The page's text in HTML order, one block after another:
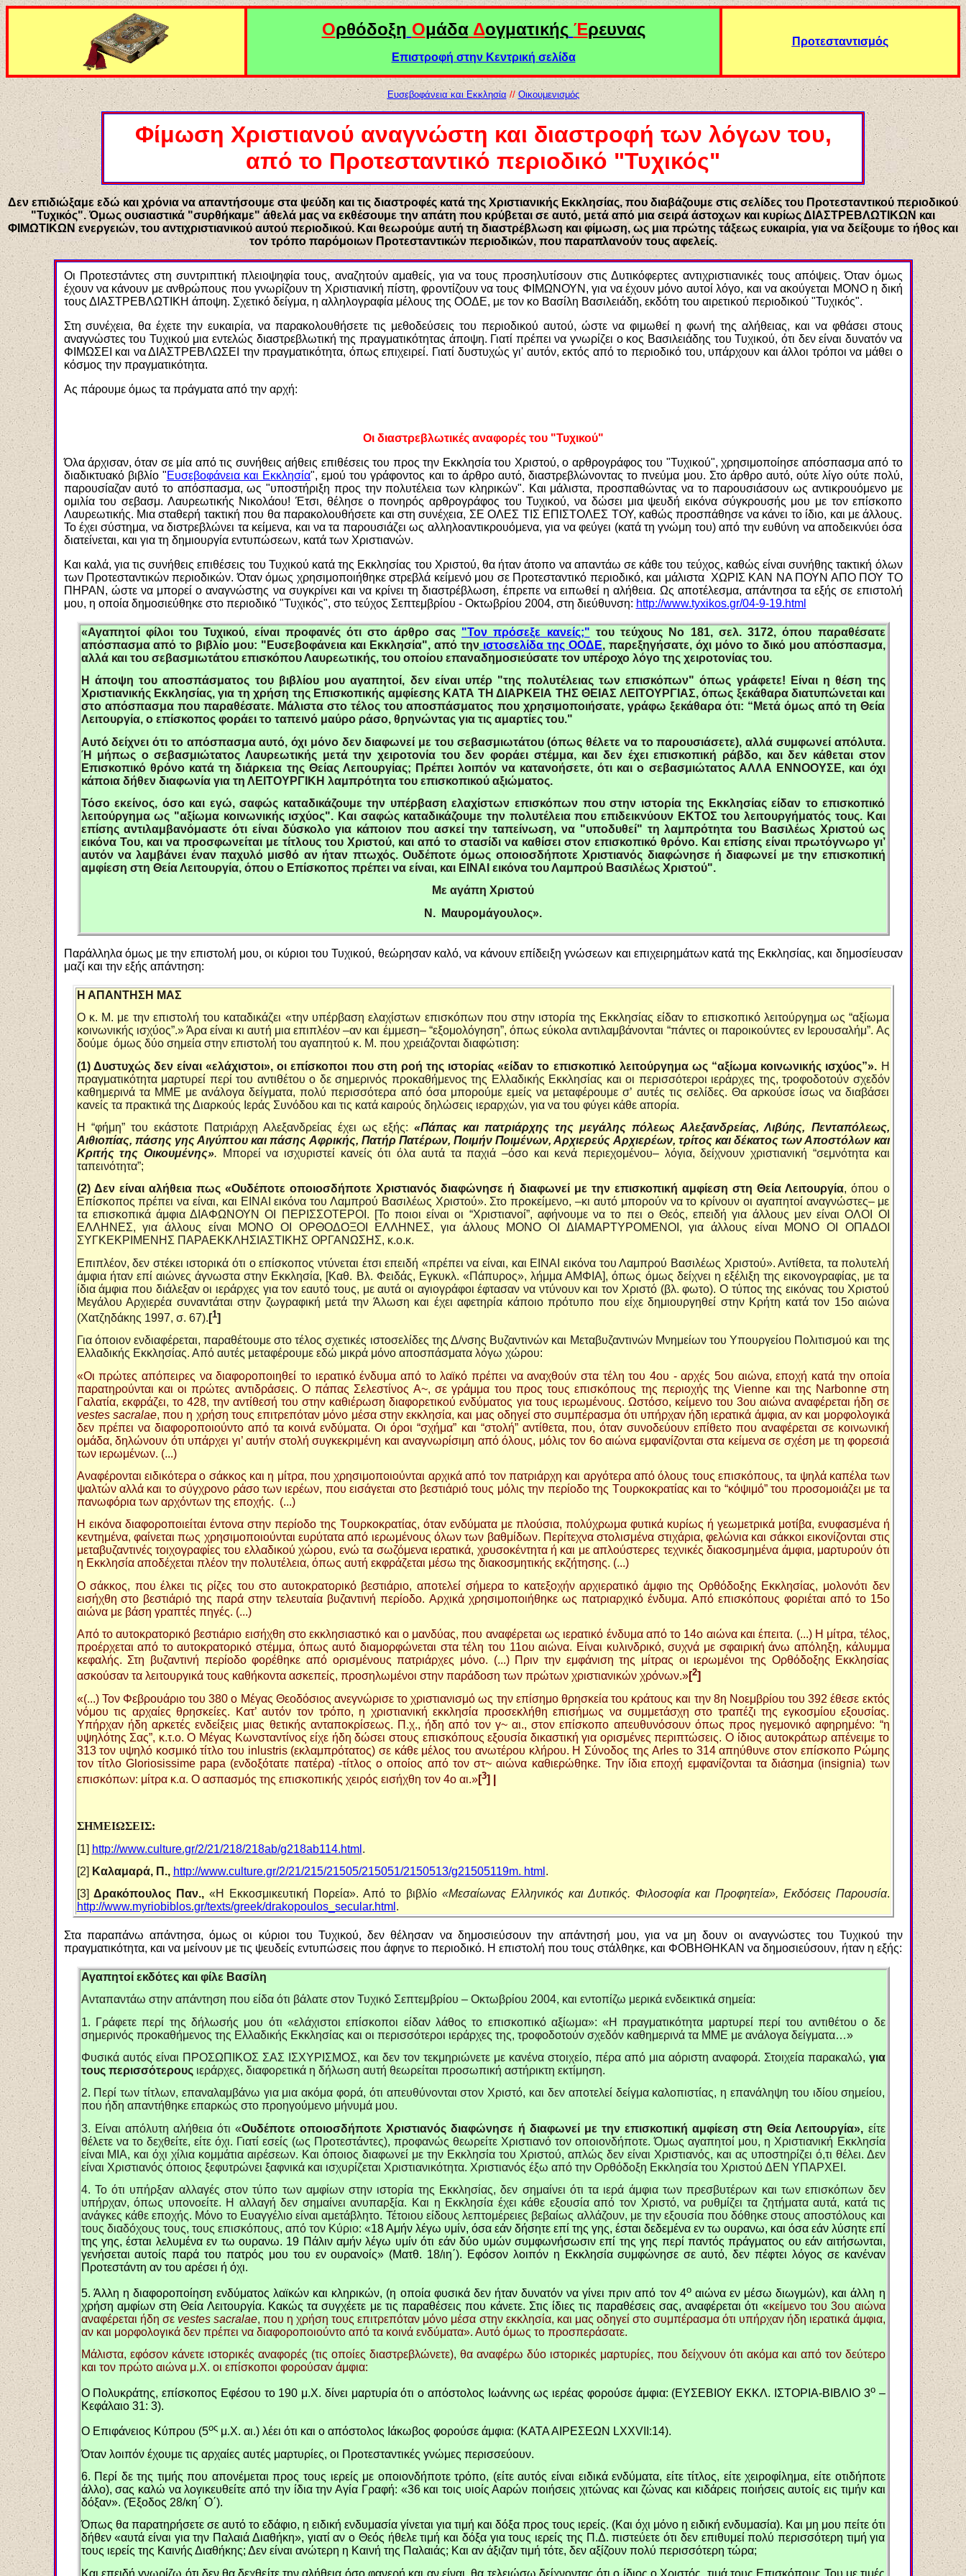
Ορθόδοξη ΟμάδαΔογματικής Έρευνας
Επιστροφή στην Κεντρική σελίδα
Προτεσταντισμός
Ευσεβοφάνεια και Εκκλησία // Οικουμενισμός
Φίμωση Χριστιανού αναγνώστη και διαστροφή των λόγων του,
από το Προτεσταντικό περιοδικό "Τυχικός"
Δεν επιδιώξαμε εδώ και χρόνια να απαντήσουμε στα ψεύδη και τις διαστροφές κατά της Χριστιανικής Εκκλησίας, που διαβάζουμε στις σελίδες του Προτεσταντικού περιοδικού
"Τυχικός". Όμως ουσιαστικά "συρθήκαμε" άθελά μας να εκθέσουμε την απάτη που κρύβεται σε αυτό, μετά από μια σειρά άστοχων και κυρίως ΔΙΑΣΤΡΕΒΛΩΤΙΚΩΝ και
ΦΙΜΩΤΙΚΩΝ ενεργειών, του αντιχριστιανικού αυτού περιοδικού. Και θεωρούμε αυτή τη διαστρέβλωση και φίμωση, ως μια πρώτης τάξεως ευκαιρία, για να δείξουμε το ήθος και
τον τρόπο παρόμοιων Προτεσταντικών περιοδικών, που παραπλανούν τους αφελείς.
Οι Προτεστάντες στη συντριπτική πλειοψηφία τους, αναζητούν αμαθείς, για να τους προσηλυτίσουν στις Δυτικόφερτες αντιχριστιανικές τους απόψεις. Όταν όμως
έχουν να κάνουν με ανθρώπους που γνωρίζουν τη Χριστιανική πίστη, φροντίζουν να τους ΦΙΜΩΝΟΥΝ, για να έχουν μόνο αυτοί λόγο, και να ακούγεται ΜΟΝΟ η δική
τους ΔΙΑΣΤΡΕΒΛΩΤΙΚΗ άποψη. Σχετικό δείγμα, η αλληλογραφία μέλους της ΟΟΔΕ, με τον κο Βασίλη Βασιλειάδη, εκδότη του αιρετικού περιοδικού "Τυχικός".
Στη συνέχεια, θα έχετε την ευκαιρία, να παρακολουθήσετε τις μεθοδεύσεις του περιοδικού αυτού, ώστε να φιμωθεί η φωνή της αλήθειας, και να φθάσει στους
αναγνώστες του Τυχικού μια εντελώς διαστρεβλωτική της πραγματικότητας άποψη. Γιατί πρέπει να γνωρίζει ο κος Βασιλειάδης του Τυχικού, ότι δεν είναι δυνατόν να
ΦΙΜΩΣΕΙ και να ΔΙΑΣΤΡΕΒΛΩΣΕΙ την πραγματικότητα, όπως επιχειρεί. Γιατί δυστυχώς γι' αυτόν, εκτός από το περιοδικό του, υπάρχουν και άλλοι τρόποι να μάθει ο
κόσμος την πραγματικότητα.
Ας πάρουμε όμως τα πράγματα από την αρχή:
Οι διαστρεβλωτικές αναφορές του "Τυχικού"
Όλα άρχισαν, όταν σε μία από τις συνήθεις αήθεις επιθέσεις του προς την Εκκλησία του Χριστού, ο αρθρογράφος του "Τυχικού", χρησιμοποίησε απόσπασμα από το
διαδικτυακό βιβλίο "Ευσεβοφάνεια και Εκκλησία", εμού του γράφοντος και το άρθρο αυτό, διαστρεβλώνοντας το πνεύμα μου. Στο άρθρο αυτό, ούτε λίγο ούτε πολύ,
παρουσίαζαν αυτό το απόσπασμα, ως "υποστήριξη προς την πολυτέλεια των κληρικών". Και μάλιστα, προσπαθώντας να το παρουσιάσουν ως αντικρουόμενο με
ομιλία του σεβασμ. Λαυρεωτικής Νικολάου! Έτσι, θέλησε ο πονηρός αρθρογράφος του Τυχικού, να δώσει μια ψευδή εικόνα σύγκρουσής μου με τον επίσκοπο
Λαυρεωτικής. Μια σταθερή τακτική που θα παρακολουθήσετε και στη συνέχεια, ΣΕ ΟΛΕΣ ΤΙΣ ΕΠΙΣΤΟΛΕΣ ΤΟΥ, καθώς προσπάθησε να κάνει το ίδιο, και με άλλους.
Το έχει σύστημα, να διστρεβλώνει τα κείμενα, και να τα παρουσιάζει ως αλληλοαντικρουόμενα, για να φεύγει (κατά τη γνώμη του) από την ευθύνη να αποδεικνύει όσα
διατείνεται, και για τη δημιουργία εντυπώσεων, κατά των Χριστιανών.
Και καλά, για τις συνήθεις επιθέσεις του Τυχικού κατά της Εκκλησίας του Χριστού, θα ήταν άτοπο να απαντάω σε κάθε του τεύχος, καθώς είναι συνήθης τακτική όλων
των Προτεσταντικών περιοδικών. Όταν όμως χρησιμοποιήθηκε στρεβλά κείμενό μου σε Προτεσταντικό περιοδικό, και μάλιστα ΧΩΡΙΣ ΚΑΝ ΝΑ ΠΟΥΝ ΑΠΟ ΠΟΥ ΤΟ
ΠΗΡΑΝ, ώστε να μπορεί ο αναγνώστης να συγκρίνει και να κρίνει τη διαστρέβλωση, έπρεπε να ειπωθεί η αλήθεια. Ως αποτέλεσμα, απάντησα τα εξής σε επιστολή
μου, η οποία δημοσιεύθηκε στο περιοδικό"Τυχικός", στο τεύχος Σεπτεμβρίου - Οκτωβρίου 2004, στη διεύθυνση: http://www.tyxikos.gr/04-9-19.html
«Αγαπητοί φίλοι του Τυχικού, είναι προφανές ότι στο άρθρο σας "Τον πρόσεξε κανείς;" του τεύχους Νο 181, σελ. 3172, όπου παραθέσατε
απόσπασμα από το βιβλίο μου: "Ευσεβοφάνεια και Εκκλησία", από την ιστοσελίδα της ΟΟΔΕ, παρεξηγήσατε, όχι μόνο το δικό μου απόσπασμα,
αλλά και του σεβασμιωτάτου επισκόπου Λαυρεωτικής, του οποίου επαναδημοσιεύσατε τον υπέροχο λόγο της χειροτονίας του.
Η άποψη του αποσπάσματος του βιβλίου μου αγαπητοί, δεν είναι υπέρ "της πολυτέλειας των επισκόπων" όπως γράφετε! Είναι η θέση της
Χριστιανικής Εκκλησίας, για τη χρήση της Επισκοπικής αμφίεσης ΚΑΤΑ ΤΗ ΔΙΑΡΚΕΙΑ ΤΗΣ ΘΕΙΑΣ ΛΕΙΤΟΥΡΓΙΑΣ, όπως ξεκάθαρα διατυπώνεται και
στο απόσπασμα που παραθέσατε. Μάλιστα στο τέλος του αποσπάσματος που χρησιμοποιήσατε, γράφω ξεκάθαρα ότι: “Μετά όμως από τη Θεία
Λειτουργία, ο επίσκοπος φοράει το ταπεινό μαύρο ράσο, θρηνώντας για τις αμαρτίες του."
Αυτό δείχνει ότι το απόσπασμα αυτό, όχι μόνο δεν διαφωνεί με του σεβασμιωτάτου (όπως θέλετε να το παρουσιάσετε), αλλά συμφωνεί απόλυτα.
Ή μήπως ο σεβασμιώτατος Λαυρεωτικής μετά την χειροτονία του δεν φοράει στέμμα, και δεν έχει επισκοπική ράβδο, και δεν κάθεται στον
Επισκοπικό θρόνο κατά τη διάρκεια της Θείας Λειτουργίας; Πρέπει λοιπόν να κατανοήσετε, ότι και ο σεβασμιώτατος ΑΛΛΑ ΕΝΝΟΟΥΣΕ, και όχι
κάποια δήθεν διαφωνία για τη ΛΕΙΤΟΥΡΓΙΚΗ λαμπρότητα του επισκοπικού αξιώματος.
Τόσο εκείνος, όσο και εγώ, σαφώς καταδικάζουμε την υπέρβαση ελαχίστων επισκόπων που στην ιστορία της Εκκλησίας είδαν το επισκοπικό
λειτούργημα ως "αξίωμα κοινωνικής ισχύος". Και σαφώς καταδικάζουμε την πολυτέλεια που επιδεικνύουν ΕΚΤΟΣ του λειτουργήματός τους. Και
επίσης αντιλαμβανόμαστε ότι είναι δύσκολο για κάποιον που ασκεί την ταπείνωση, να "υποδυθεί" τη λαμπρότητα του Βασιλέως Χριστού ως
εικόνα Του, και να προσφωνείται με τίτλους του Χριστού, και από το στασίδι να καθίσει στον επισκοπικό θρόνο. Και επίσης είναι πρωτόγνωρο γι’
αυτόν να λαμβάνει έναν παχυλό μισθό αν ήταν πτωχός. Ουδέποτε όμως οποιοσδήποτε Χριστιανός διαφώνησε ή διαφωνεί με την επισκοπική
αμφίεση στη Θεία Λειτουργία, όπου ο Επίσκοπος πρέπει να είναι, και ΕΙΝΑΙ εικόνα του Λαμπρού Βασιλέως Χριστού".
Με αγάπη Χριστού
Ν. Μαυρομάγουλος».
Παράλληλα όμως με την επιστολή μου, οι κύριοι του Τυχικού, θεώρησαν καλό, να κάνουν επίδειξη γνώσεων και επιχειρημάτων κατά της Εκκλησίας, και δημοσίευσαν
μαζί και την εξής απάντηση:
Η ΑΠΑΝΤΗΣΗ ΜΑΣ
Ο κ. Μ. με την επιστολή του καταδικάζει «την υπέρβαση ελαχίστων επισκόπων που στην ιστορία της Εκκλησίας είδαν το επισκοπικό λειτούργημα ως “αξίωμα
κοινωνικής ισχύος”.» Άρα είναι κι αυτή μια επιπλέον –αν και έμμεση– “εξομολόγηση”, όπως εύκολα αντιλαμβάνονται “πάντες οι παροικούντες εν Ιερουσαλήμ”. Ας
δούμε όμως δύο σημεία στην επιστολή του αγαπητού κ. Μ. που χρειάζονται διαφώτιση:
(1) Δυστυχώς δεν είναι «ελάχιστοι», οι επίσκοποι που στη ροή της ιστορίας «είδαν το επισκοπικό λειτούργημα ως “αξίωμα κοινωνικής ισχύος”». Η
πραγματικότητα μαρτυρεί περί του αντιθέτου ο δε σημερινός προκαθήμενος της Ελλαδικής Εκκλησίας και οι περισσότεροι ιεράρχες της, τροφοδοτούν σχεδόν
καθημερινά τα ΜΜΕ με ανάλογα δείγματα, πολύ περισσότερα από όσα μπορούμε εμείς να μεταφέρουμε σ’ αυτές τις σελίδες. Θα αρκούσε ίσως να διαβάσει
κανείς τα πρακτικά της Διαρκούς Ιεράς Συνόδου και τις κατά καιρούς δηλώσεις ιεραρχών, για να του φύγει κάθε απορία.
Η “φήμη” του εκάστοτε Πατριάρχη Αλεξανδρείας έχει ως εξής:«Πάπας και πατριάρχης της μεγάλης πόλεως Αλεξανδρείας, Λιβύης, Πενταπόλεως,
Αιθιοπίας, πάσης γης Αιγύπτου και πάσης Αφρικής, Πατήρ Πατέρων, Ποιμήν Ποιμένων, Αρχιερεύς Αρχιερέων, τρίτος και δέκατος των Αποστόλων και
Κριτής της Οικουμένης».
Μπορεί να ισχυριστεί κανείς ότι όλα αυτά τα παχιά –όσο και κενά περιεχομένου– λόγια, δείχνουν χριστιανική “σεμνότητα και
ταπεινότητα”;
(2) Δεν είναι αλήθεια πως «Ουδέποτε οποιοσδήποτε Χριστιανός διαφώνησε ή διαφωνεί με την επισκοπική αμφίεση στη Θεία Λειτουργία, όπου ο
Επίσκοπος πρέπει να είναι, και ΕΙΝΑΙ εικόνα του Λαμπρού Βασιλέως Χριστού». Στο προκείμενο, –κι αυτό μπορούν να το κρίνουν οι αγαπητοί αναγνώστες– με
τα επισκοπικά άμφια ΔΙΑΦΩΝΟΥΝ ΟΙ ΠΕΡΙΣΣΟΤΕΡΟΙ. [Το ποιοι είναι οι “Χριστιανοί”, αφήνουμε να το πει ο Θεός, επειδή για άλλους μεν είναι ΟΛΟΙ ΟΙ
ΕΛΛΗΝΕΣ, για άλλους είναι ΜΟΝΟ ΟΙ ΟΡΘΟΔΟΞΟΙ ΕΛΛΗΝΕΣ, για άλλους ΜΟΝΟ ΟΙ ΔΙΑΜΑΡΤΥΡΟΜΕΝΟΙ, για άλλους είναι ΜΟΝΟ ΟΙ ΟΠΑΔΟΙ
ΣΥΓΚΕΚΡΙΜΕΝΗΣ ΠΑΡΑΕΚΚΛΗΣΙΑΣΤΙΚΗΣ ΟΡΓΑΝΩΣΗΣ, κ.ο.κ.
Επιπλέον, δεν στέκει ιστορικά ότι ο επίσκοπος ντύνεται έτσι επειδή «πρέπει να είναι, και ΕΙΝΑΙ εικόνα του Λαμπρού Βασιλέως Χριστού». Αντίθετα, τα πολυτελή
άμφια ήταν επί αιώνες άγνωστα στην Εκκλησία, [Καθ. Βλ. Φειδάς, Εγκυκλ. «Πάπυρος», λήμμα ΑΜΦΙΑ], όπως όμως δείχνει η εξέλιξη της εικονογραφίας, με τα
ίδια άμφια που διάλεξαν οι ιεράρχες για τον εαυτό τους, με αυτά οι αγιογράφοι έφτασαν να ντύνουν και τον Χριστό (βλ. φωτο). Ο τύπος της εικόνας του Χριστού
Μεγάλου Αρχιερέα συναντάται στην ζωγραφική μετά την Άλωση και έχει αφετηρία κάποιο πρότυπο που είχε δημιουργηθεί στην Κρήτη κατά τον 15ο αιώνα
(Χατζηδάκης 1997, σ. 67). [1]
Για όποιον ενδιαφέρεται, παραθέτουμε στο τέλος σχετικές ιστοσελίδες της Δ/νσης Βυζαντινών και Μεταβυζαντινών Μνημείων του Υπουργείου Πολιτισμού και της
Ελλαδικής Εκκλησίας. Από αυτές μεταφέρουμε εδώ μικρά μόνο αποσπάσματα λόγω χώρου:
«Oι πρώτες απόπειρες να διαφοροποιηθεί το ιερατικό ένδυμα από το λαϊκό πρέπει να αναχθούν στα τέλη του 4ου - αρχές 5ου αιώνα, εποχή κατά την οποία
παρατηρούνται και οι πρώτες αντιδράσεις. O πάπας Σελεστίνος Α~, σε γράμμα του προς τους επισκόπους της περιοχής της Vienne και της Narbonne στη
Γαλατία, εκφράζει, το 428, την αντίθεσή του στην καθιέρωση διαφορετικού ενδύματος για τους ιερωμένους. Ωστόσο, κείμενο του 3ου αιώνα αναφέρεται ήδη σε
vestes sacralae, που η χρήση τους επιτρεπόταν μόνο μέσα στην εκκλησία, και μας οδηγεί στο συμπέρασμα ότι υπήρχαν ήδη ιερατικά άμφια, αν και μορφολογικά
δεν πρέπει να διαφοροποιούντο από τα κοινά ενδύματα. Oι όροι “σχήμα” και “στολή” αντίθετα, που, όταν συνοδεύουν επίθετο που αναφέρεται σε κοινωνική
ομάδα, δηλώνουν ότι υπάρχει γι’ αυτήν στολή συγκεκριμένη και αναγνωρίσιμη από όλους, μόλις τον 6ο αιώνα εμφανίζονται στα κείμενα σε σχέση με τη φορεσιά
των ιερωμένων. (...)
Aναφέρονται ειδικότερα ο σάκκος και η μίτρα, που χρησιμοποιούνται αρχικά από τον πατριάρχη και αργότερα από όλους τους επισκόπους, τα ψηλά καπέλα των
ψαλτών αλλά και το σύγχρονο ράσο των ιερέων, που εισάγεται στο βεστιάριό τους μόλις την περίοδο της Tουρκοκρατίας και το “κόψιμό” του προσομοιάζει με τα
πανωφόρια των αρχόντων της εποχής. (...)
H εικόνα διαφοροποιείται έντονα στην περίοδο της Tουρκοκρατίας, όταν ενδύματα με πλούσια, πολύχρωμα φυτικά κυρίως ή γεωμετρικά μοτίβα, ενυφασμένα ή
κεντημένα, φαίνεται πως χρησιμοποιούνται ευρύτατα από ιερωμένους όλων των βαθμίδων. Περίτεχνα στολισμένα στιχάρια, φελώνια και σάκκοι εικονίζονται στις
μεταβυζαντινές τοιχογραφίες του ελλαδικού χώρου, ενώ τα σωζόμενα ιερατικά, χρυσοκέντητα ή και με απλούστερες τεχνικές διακοσμημένα άμφια, μαρτυρούν ότι
η Eκκλησία αποδέχεται πλέον την πολυτέλεια, όπως αυτή εκφράζεται μέσω της διακοσμητικής εκζήτησης. (...)
O σάκκος, που έλκει τις ρίζες του στο αυτοκρατορικό βεστιάριο, αποτελεί σήμερα το κατεξοχήν αρχιερατικό άμφιο της Oρθόδοξης Eκκλησίας, μολονότι δεν
εισήχθη στο βεστιάριό της παρά στην τελευταία βυζαντινή περίοδο. Aρχικά χρησιμοποιήθηκε ως πατριαρχικό ένδυμα. Aπό επισκόπους φοριέται από το 15ο
αιώνα με βάση γραπτές πηγές. (...)
Aπό το αυτοκρατορικό βεστιάριο εισήχθη στο εκκλησιαστικό και ο μανδύας, που αναφέρεται ως ιερατικό ένδυμα από το 14ο αιώνα και έπειτα. (...) H μίτρα, τέλος,
προέρχεται από το αυτοκρατορικό στέμμα, όπως αυτό διαμορφώνεται στα τέλη του 11ου αιώνα. Eίναι κυλινδρικό, συχνά με σφαιρική άνω απόληξη, κάλυμμα
κεφαλής. Στη βυζαντινή περίοδο φορέθηκε από ορισμένους πατριάρχες μόνο. (...) Πριν την εμφάνιση της μίτρας οι ιερωμένοι της Oρθόδοξης Eκκλησίας
ασκούσαν τα λειτουργικά τους καθήκοντα ασκεπείς, προσηλωμένοι στην παράδοση των πρώτων χριστιανικών χρόνων.»[2]
«(...) Τον Φεβρουάριο του 380 ο Μέγας Θεοδόσιος ανεγνώρισε το χριστιανισμό ως την επίσημο θρησκεία του κράτους και την 8η Νοεμβρίου του 392 έθεσε εκτός
νόμου τις αρχαίες θρησκείες. Κατ’ αυτόν τον τρόπο, η χριστιανική εκκλησία προσεκλήθη επισήμως να συμμετάσχη στο τραπέζι της εγκοσμίου εξουσίας.
Υπήρχαν ήδη αρκετές ενδείξεις μιας θετικής ανταποκρίσεως. Π.χ., ήδη από τον γ~ αι., στον επίσκοπο απευθυνόσουν όπως προς ηγεμονικό αφηρημένο: “η
υψηλότης Σας”, κ.τ.ο. Ο Μέγας Κωνσταντίνος είχε ήδη δώσει στους επισκόπους εξουσία δικαστική για ορισμένες περιπτώσεις. Ο ίδιος αυτοκράτωρ απένειμε το
313 τον υψηλό κοσμικό τίτλο του inlustris (εκλαμπρότατος) σε κάθε μέλος του ανωτέρου κλήρου. Η Σύνοδος της Arles το 314 απηύθυνε στον επίσκοπο Ρώμης
τον τίτλο Gloriosissime papa (ενδοξότατε πατέρα) -τίτλος ο οποίος από τον στ~ αιώνα καθιερώθηκε. Την ίδια εποχή εμφανίζονται τα διάσημα (insignia) των
επισκόπων: μίτρα κ.α. Ο ασπασμός της επισκοπικής χειρός εισήχθη τον 4ο αι.»[3] |
ΣΗΜΕΙΩΣΕΙΣ:
[1] http://www.culture.gr/2/21/218/218ab/g218ab114.html .
[2] Καλαμαρά, Π., http://www.culture.gr/2/21/215/21505/215051/2150513/g21505119m. html .
[3]Δρακόπουλος Παν., «Η Εκκοσμικευτική Πορεία». Από το βιβλίο «Μεσαίωνας Ελληνικός και Δυτικός. Φιλοσοφία και Προφητεία», Εκδόσεις Παρουσία.
http://www.myriobiblos.gr/texts/greek/drakopoulos_secular.html .
Στα παραπάνω απάντησα, όμως οι κύριοι του Τυχικού, δεν θέλησαν να δημοσιεύσουν την απάντησή μου, για να μη δουν οι αναγνώστες του Τυχικού την
πραγματικότητα, και να μείνουν με τις ψευδείς εντυπώσεις που άφηνε το περιοδικό. Η επιστολή που τους στάλθηκε, και ΦΟΒΗΘΗΚΑΝ να δημοσιεύσουν, ήταν η εξής:
Αγαπητοί εκδότες και φίλε Βασίλη
Ανταπαντάω στην απάντηση που είδα ότι βάλατε στον Τυχικό Σεπτεμβρίου – Οκτωβρίου 2004, και εντοπίζω μερικά ενδεικτικά σημεία:
1. Γράφετε περί της δήλωσής μου ότι «ελάχιστοι επίσκοποι είδαν λάθος το επισκοπικό αξίωμα»: «Η πραγματικότητα μαρτυρεί περί του αντιθέτου ο δε
σημερινός προκαθήμενος της Ελλαδικής Εκκλησίας και οι περισσότεροι ιεράρχες της, τροφοδοτούν σχεδόν καθημερινά τα ΜΜΕ με ανάλογα δείγματα…»
Φυσικά αυτός είναι ΠΡΟΣΩΠΙΚΟΣ ΣΑΣ ΙΣΧΥΡΙΣΜΟΣ, και δεν τον τεκμηριώνετε με κανένα στοιχείο, πέρα από μια αόριστη αναφορά. Στοιχεία παρακαλώ, για
τους περισσότερουςιεράρχες, διαφορετικά η δήλωση αυτή θεωρείται προσωπική αστήρικτη εκτίμηση.
2. Περί των τίτλων, επαναλαμβάνω για μια ακόμα φορά, ότι απευθύνονται στον Χριστό, και δεν αποτελεί δείγμα καλοπιστίας, η επανάληψη του ιδίου σημείου,
που ήδη απαντήθηκε επαρκώς στο προηγούμενο μήνυμά μου.
3. Είναι απόλυτη αλήθεια ότι «Ουδέποτε οποιοσδήποτε Χριστιανός διαφώνησε ή διαφωνεί με την επισκοπική αμφίεση στη Θεία Λειτουργία», είτε
θέλετε να το δεχθείτε, είτε όχι. Γιατί εσείς (ως Προτεστάντες), προφανώς θεωρείτε Χριστιανό τον οποιονδήποτε. Όμως αγαπητοί μου, η Χριστιανική Εκκλησία
είναι ΜΙΑ, και όχι χίλια κομμάτια αιρέσεων. Και όποιος διαφωνεί με την Εκκλησία του Χριστού, απλώς δεν είναι Χριστιανός, και ας υποστηρίζει ό,τι θέλει. Δεν
είναι Χριστιανός όποιος ξεφυτρώνει ξαφνικά και ισχυρίζεται Χριστιανικότητα. Χριστιανός έξω από την Ορθόδοξη Εκκλησία του Χριστού ΔΕΝ ΥΠΑΡΧΕΙ.
4. Το ότι υπήρξαν αλλαγές στον τύπο των αμφίων στην ιστορία της Εκκλησίας, δεν σημαίνει ότι τα ιερά άμφια των πρεσβυτέρων και των επισκόπων δεν
υπήρχαν, όπως υπονοείτε. Η αλλαγή δεν σημαίνει ανυπαρξία. Και η Εκκλησία έχει κάθε εξουσία από τον Χριστό, να ρυθμίζει τα ζητήματα αυτά, κατά τις
ανάγκες κάθε εποχής. Μόνο το Ευαγγέλιο είναι αμετάβλητο. Τέτοιου είδους λεπτομέρειες βεβαίως αλλάζουν, με την εξουσία που δόθηκε στους αποστόλους και
τους διαδόχους τους, τους επισκόπους, από τον Κύριο: «18 Αμήν λέγω υμίν, όσα εάν δήσητε επί της γης, έσται δεδεμένα εν τω ουρανω, και όσα εάν λύσητε επί
της γης, έσται λελυμένα εν τω ουρανω. 19 Πάλιν αμήν λέγω υμίν ότι εάν δύο υμών συμφωνήσωσιν επί της γης περί παντός πράγματος ου εάν αιτήσωνται,
γενήσεται αυτοίς παρά του πατρός μου του εν ουρανοίς» (Ματθ. 18/ιη΄). Εφόσον λοιπόν η Εκκλησία συμφώνησε σε αυτό, δεν πέφτει λόγος σε κανέναν
Προτεστάντη αν του αρέσει ή όχι.
5. Άλλη η διαφοροποίηση ενδύματος λαϊκών και κληρικών, (η οποία φυσικά δεν ήταν δυνατόν να γίνει πριν από τον 4οαιώνα εν μέσω διωγμών), και άλλη η
χρήση αμφίων στη Θεία Λειτουργία. Κακώς τα συγχέετε με τις παραθέσεις που κάνετε. Στις ίδιες τις παραθέσεις σας, αναφέρεται ότι «κείμενο του 3ου αιώνα
αναφέρεται ήδη σε vestes sacralae, που η χρήση τους επιτρεπόταν μόνο μέσα στην εκκλησία, και μας οδηγεί στο συμπέρασμα ότι υπήρχαν ήδη ιερατικά άμφια,
αν και μορφολογικά δεν πρέπει να διαφοροποιούντο από τα κοινά ενδύματα». Αυτό όμως το προσπεράσατε.
Μάλιστα, εφόσον κάνετε ιστορικές αναφορές (τις οποίες διαστρεβλώνετε), θα αναφέρω δύο ιστορικές μαρτυρίες, που δείχνουν ότι ακόμα και από τον δεύτερο
και τον πρώτο αιώνα μ.Χ. οι επίσκοποι φορούσαν άμφια:
Ο Πολυκράτης, επίσκοπος Εφέσου το 190 μ.Χ. δίνει μαρτυρία ότι ο απόστολος Ιωάννης ως ιερέας φορούσε άμφια: (ΕΥΣΕΒΙΟΥ ΕΚΚΛ. ΙΣΤΟΡΙΑ-ΒΙΒΛΙΟ 3ο–
Κεφάλαιο 31: 3).
Ο Επιφάνειος Κύπρου (5οςμ.Χ. αι.) λέει ότι και ο απόστολος Ιάκωβος φορούσε άμφια: (ΚΑΤΑ ΑΙΡΕΣΕΩΝ LXXVII :14).
Όταν λοιπόν έχουμε τις αρχαίες αυτές μαρτυρίες, οι Προτεσταντικές γνώμες περισσεύουν.
6. Περί δε της τιμής που απονέμεται προς τους ιερείς με οποιονδήποτε τρόπο, (είτε αυτός είναι ειδικά ενδύματα, είτε τίτλος, είτε χειροφίλημα, είτε οτιδήποτε
άλλο), σας καλώ να λογικευθείτε από την ίδια την Αγία Γραφή: «36 και τοις υιοίς Ααρών ποιήσεις χιτώνας και ζώνας και κιδάρεις ποιήσεις αυτοίς εις τιμήν και
δόξαν». (Έξοδος 28/κη΄ Ο΄).
Όπως θα παρατηρήσετε σε αυτό το εδάφιο, η ειδική ενδυμασία γίνεται για τιμή και δόξα προς τους ιερείς. (Και όχι μόνο η ειδική ενδυμασία). Και μη μου πείτε ότι
δήθεν «αυτά είναι για την Παλαιά Διαθήκη», γιατί αν ο Θεός ήθελε τιμή και δόξα για τους ιερείς της Π.Δ. πιστεύετε ότι δεν επιθυμεί πολύ περισσότερη τιμή για
τους ιερείς της Καινής Διαθήκης; Δεν είναι ανώτερη η Καινή της Παλαιάς; Και αν άξιζαν τιμή τότε, δεν αξίζουν πολύ περισσότερη τώρα;
Και επειδή γνωρίζω ότι δεν θα δεχθείτε την αλήθεια όσο φανερή και αν είναι, θα τελειώσω δείχνοντας ότι ο ίδιος ο Χριστός, τιμά τους Επισκόπους Του με τιμές